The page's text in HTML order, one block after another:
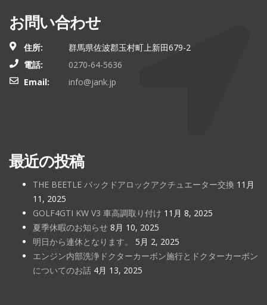
お問い合わせ
住所:
群馬県佐波郡玉村町上新田679-2
電話:
0270-64-5636
Email:
info@jank.jp
最近の投稿
THE BEETLE バックドアロックアクチュエーター交換 11月
11, 2025
GOLF4GTI KW V3 車高調取り付け 11月 8, 2025
夏季休暇のお知らせ 8月 10, 2025
明日から連休となります。
5月 2, 2025
エンジン内部洗浄ドクターカーボン施行とドクターカーボン
についてのお話 4月 13, 2025